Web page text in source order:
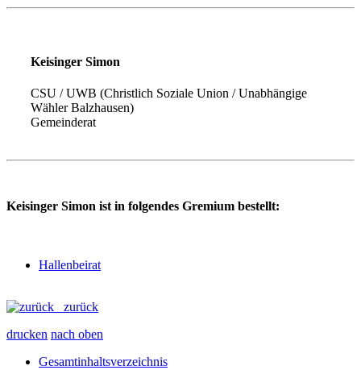
Keisinger Simon
CSU / UWB (Christlich Soziale Union / Unabhängige
Wähler Balzhausen)
Gemeinderat
Keisinger Simon ist in folgendes Gremium bestellt:
Hallenbeirat
zurück
drucken nach oben
Gesamtinhaltsverzeichnis